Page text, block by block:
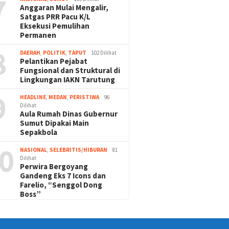
Anggaran Mulai Mengalir,
Satgas PRR Pacu K/L
Eksekusi Pemulihan
Permanen
DAERAH, POLITIK, TAPUT 102 Dilihat
Pelantikan Pejabat
Fungsional dan Struktural di
Lingkungan IAKN Tarutung
HEADLINE, MEDAN, PERISTIWA
96
Dilihat
Aula Rumah Dinas Gubernur
Sumut Dipakai Main
Sepakbola
NASIONAL, SELEBRITIS/HIBURAN
81
Dilihat
Perwira Bergoyang
Gandeng Eks 7 Icons dan
Farelio, “Senggol Dong
Boss”